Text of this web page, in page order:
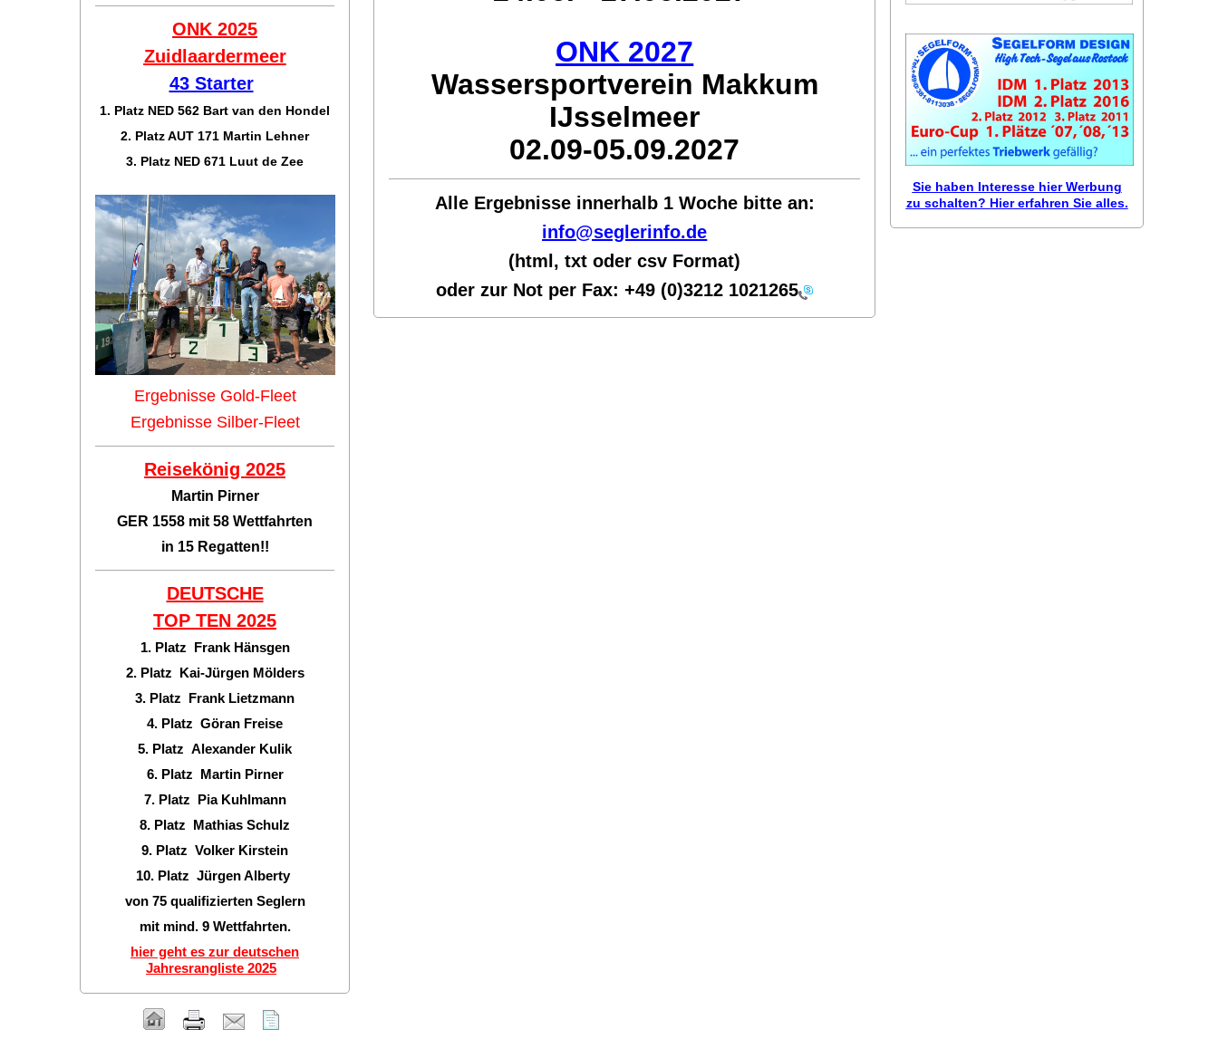
ONK 2027
Wassersportverein Makkum
IJsselmeer
02.09-05.09.2027
Alle Ergebnisse innerhalb 1 Woche bitte an:
info@seglerinfo.de
(html, txt oder csv Format)
oder zur Not per Fax:+49 (0)3212 1021265
Sie haben Interesse hier Werbung
zu schalten? Hier erfahren Sie alles.
ONK 2025
Zuidlaardermeer
43 Starter
1. Platz NED 562 Bart van den Hondel
2. Platz AUT 171 Martin Lehner
3. Platz NED 671 Luut de Zee
Ergebnisse Gold-Fleet
Ergebnisse Silber-Fleet
Reisekönig 2025
Martin Pirner
GER 1558 mit 58 Wettfahrten
in 15 Regatten!!
DEUTSCHE
TOP TEN 2025
1. Platz Frank Hänsgen
2. Platz Kai-Jürgen Mölders
3. Platz Frank Lietzmann
4. Platz Göran Freise
5. Platz Alexander Kulik
6. Platz Martin Pirner
7. Platz Pia Kuhlmann
8. Platz Mathias Schulz
9. Platz Volker Kirstein
10. Platz Jürgen Alberty
von 75 qualifizierten Seglern
mit mind. 9 Wettfahrten.
hier geht es zur deutschen
Jahresrangliste 2025